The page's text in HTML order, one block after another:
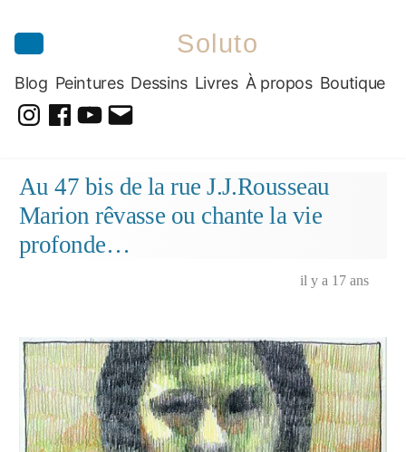
Soluto
Blog Peintures Dessins Livres À propos Boutique
Dessins
contenu
Au 47 bis de la rue J.J.Rousseau
Marion rêvasse ou chante la vie
profonde…
il y a 17 ans